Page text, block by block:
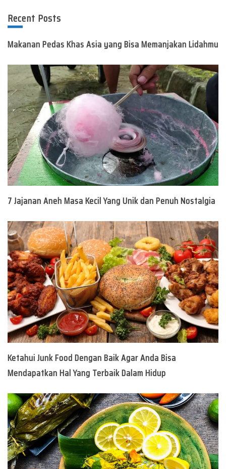
Recent Posts
Makanan Pedas Khas Asia yang Bisa Memanjakan Lidahmu
7 Jajanan Aneh Masa Kecil Yang Unik dan Penuh Nostalgia
Ketahui Junk Food Dengan Baik Agar Anda Bisa
Mendapatkan Hal Yang Terbaik Dalam Hidup